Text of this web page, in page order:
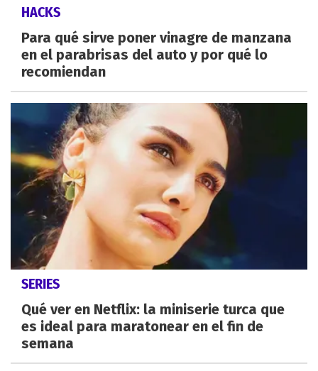
HACKS
Para qué sirve poner vinagre de manzana
en el parabrisas del auto y por qué lo
recomiendan
SERIES
Qué ver en Netflix: la miniserie turca que
es ideal para maratonear en el fin de
semana